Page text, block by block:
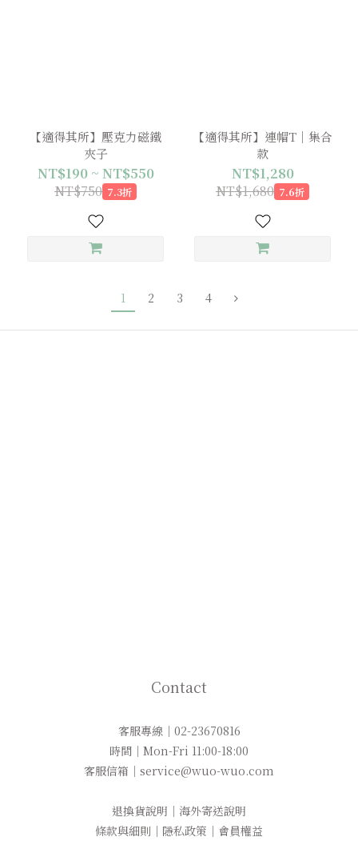
【適得其所】壓克力磁鐵
夾子
NT$190 ~ NT$550
NT$750 7.3折
【適得其所】連帽T｜集合
款
NT$1,280
NT$1,680 7.6折
1 2 3 4
Contact
客服專線｜02-23670816
時間｜Mon-Fri 11:00-18:00
客服信箱｜service@wuo-wuo.com
退換貨說明 ｜ 海外寄送說明
條款與細則 ｜ 隱私政策 ｜ 會員權益